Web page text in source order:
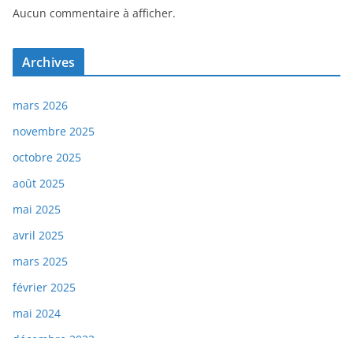
Aucun commentaire à afficher.
Archives
mars 2026
novembre 2025
octobre 2025
août 2025
mai 2025
avril 2025
mars 2025
février 2025
mai 2024